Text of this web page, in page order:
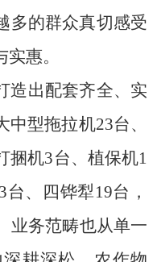
多的群众真切感受
惠。
造出配套齐全、实
型拖拉机23台、
捆机3台、植保机1
、四铧犁19台，
业务范畴也从单一